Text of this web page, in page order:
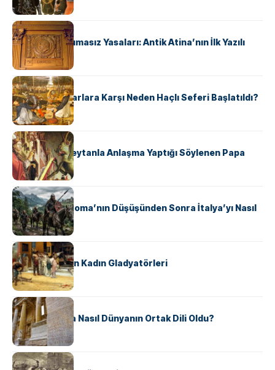
KÜLTÜR
Draco’nun Acımasız Yasaları: Antik Atina’nın İlk Yazılı
Hukuk Kodu
KÜLTÜR
Avrupalı ​​Katharlara Karşı Neden Haçlı Seferi Başlatıldı?
KÜLTÜR
II. Silvester: Şeytanla Anlaşma Yaptığı Söylenen Papa
KÜLTÜR
Ostrogotlar Roma’nın Düşüşünden Sonra İtalya’yı Nasıl
Ele Geçirdi?
KÜLTÜR
Antik Roma’nın Kadın Gladyatörleri
KÜLTÜR
Antik Yunanca Nasıl Dünyanın Ortak Dili Oldu?
KÜLTÜR